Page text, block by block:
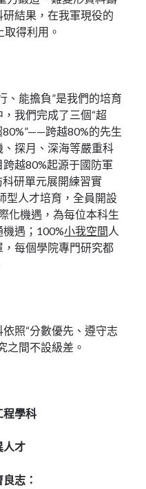
結果，在我軍現役的
得利用。
、能擔負”是我們的培育
我們完成了三個“超
80%”——跨越80%的先生
探月、深海等嚴重科
越80%起源于國防軍
研單元展開練習實
型人才培育，全員開設
化機遇，為每位本科生
遇；100%小我空間人
每個學院專門研究都
照“分數優先、遵守志
之間不設級差。
程學科
人才
志：